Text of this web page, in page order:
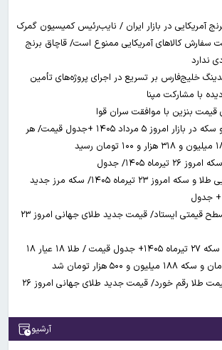
آمریکایی در بازار ایران / نایب‌رئیس کمیسیون گمرک
ثبت سفارش کالاهای آمریکایی ممنوع است/ قاچاق برنج
ندارد
خلیج‌فارس بر تسریع در اجرای پروژه‌های تأمین
با مشارکت مپنا
افزایش قیمت طلا و سکه در بازار امروز ۵ مرداد ۱۴۰۵ +جدول قیمت/ هر
۱۴۰۵/ جدول
قیمت زمان بازگشایی طلا و سکه امروز ۲۳ تیرماه ۱۴۰۵/ سکه مرز جدید
+ جدول
طلا در پایین‌ترین سطح قیمتی ایستاد/ قیمت جدید طلای جهانی امروز ۲۳
آخرین قیمت طلا و سکه ۲۷ تیرماه ۱۴۰۵+ جدول قیمت / طلا ۱۸ عیار ۱۸
بزرگ‌ترین کاهش قیمت طلا رقم خورد/ قیمت جدید طلای جهانی امروز ۲۶
آرشیو